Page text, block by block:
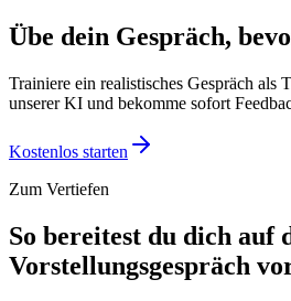
Übe dein Gespräch,
Trainiere ein realistisches Gespräch als
unserer KI und bekomme sofort
Kostenlos starten
Zum Vertiefen
So bereitest du dich auf
Vorstellungsgespräch